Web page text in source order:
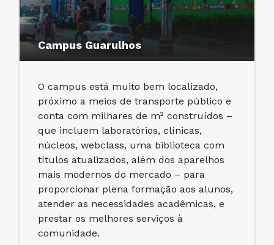
Campus Guarulhos
O campus está muito bem localizado,
próximo a meios de transporte público e
conta com milhares de m² construídos –
que incluem laboratórios, clínicas,
núcleos, webclass, uma biblioteca com
títulos atualizados, além dos aparelhos
mais modernos do mercado – para
proporcionar plena formação aos alunos,
atender as necessidades acadêmicas, e
prestar os melhores serviços à
comunidade.